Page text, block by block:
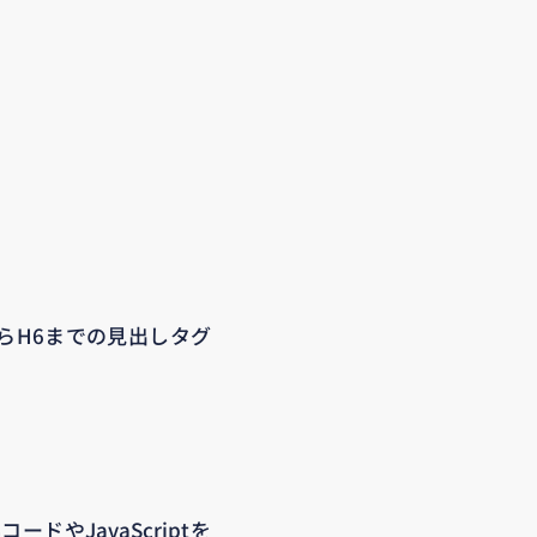
H6までの見出しタグ
ードやJavaScriptを